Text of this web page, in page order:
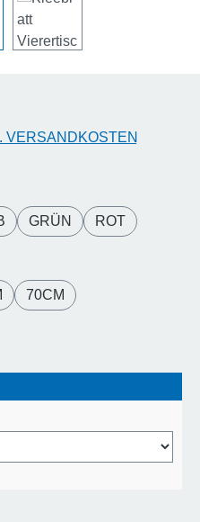
VERSANDKOSTEN
GRÜN ROT
70CM